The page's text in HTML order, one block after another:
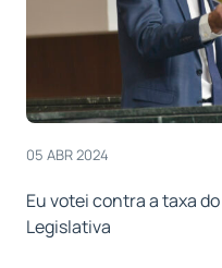
05 ABR 2024
Eu votei contra a taxa
Legislativa